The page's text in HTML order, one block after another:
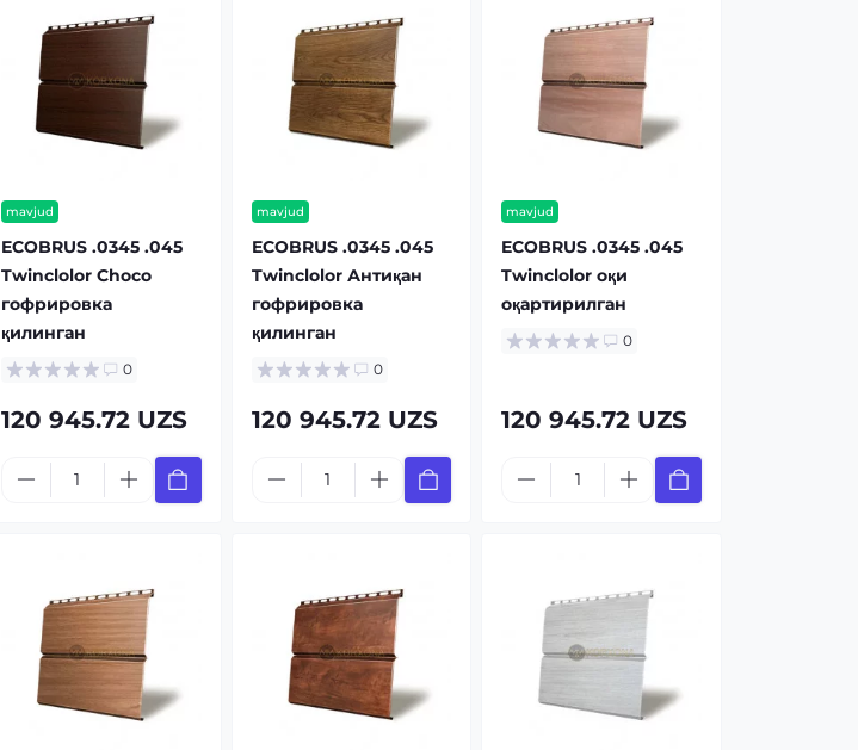
mavjud
ECOBRUS .0345 .045
Twinclolor Choco
гофрировка
қилинган
0
120 945.72 UZS
mavjud
ECOBRUS .0345 .045
Twinclolor Антиқан
гофрировка
қилинган
0
120 945.72 UZS
mavjud
ECOBRUS .0345 .045
Twinclolor оқи
оқартирилган
0
120 945.72 UZS